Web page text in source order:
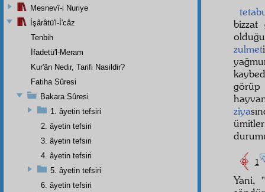
zulmet
görüp
ziya
1
Yani, "
Mesnevî-i Nuriye
İşârâtü'l-İ'câz
Tenbih
İfadetü'l-Meram
Kur'ân Nedir, Tarifi Nasildir?
Fatiha Sûresi
Bakara Sûresi
1. âyetin tefsiri
2. âyetin tefsiri
3. âyetin tefsiri
4. âyetin tefsiri
5. âyetin tefsiri
6. âyetin tefsiri